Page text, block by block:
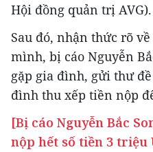
Hội đồng quản trị AVG).
Sau đó, nhận thức rõ
mình, bị cáo Nguyễn
gặp gia đình, gửi thư
đình thu xếp tiền nộp
[Bị cáo Nguyễn Bắc
nộp hết số tiền 3 triệu